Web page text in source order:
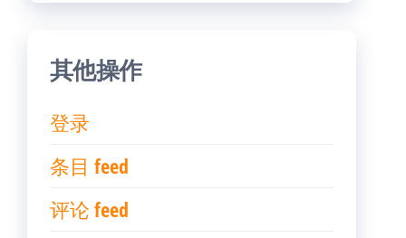
其他操作
登录
条目 feed
评论 feed